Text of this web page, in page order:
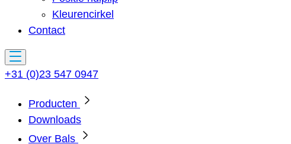
Kleurencirkel
Contact
+31 (0)23 547 0947
Producten
Downloads
Over Bals